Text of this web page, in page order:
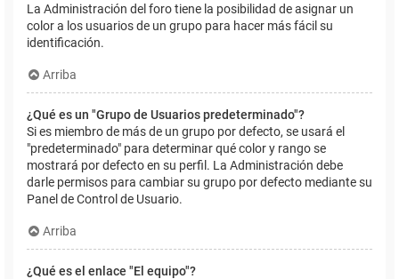
La Administración del foro tiene la posibilidad de asignar un
color a los usuarios de un grupo para hacer más fácil su
identificación.
Arriba
¿Qué es un "Grupo de Usuarios predeterminado"?
Si es miembro de más de un grupo por defecto, se usará el
"predeterminado" para determinar qué color y rango se
mostrará por defecto en su perfil. La Administración debe
darle permisos para cambiar su grupo por defecto mediante su
Panel de Control de Usuario.
Arriba
¿Qué es el enlace "El equipo"?